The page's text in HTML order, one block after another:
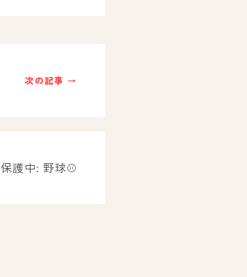
次の記事 →
保護中: 野球⚾